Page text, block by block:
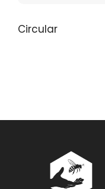
Circular